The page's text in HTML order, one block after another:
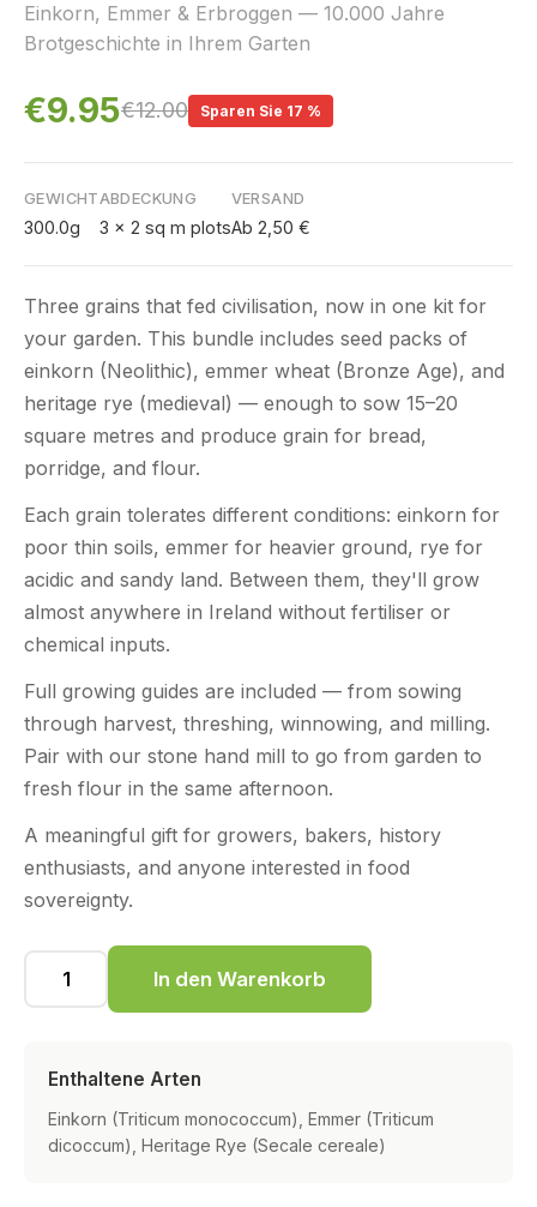
Einkorn, Emmer & Erbroggen — 10.000 Jahre
Brotgeschichte in Ihrem Garten
€9.95€12.00 Sparen Sie 17 %
GEWICHT
300.0g
ABDECKUNG
3 x 2 sq m plots
VERSAND
Ab 2,50 €
Three grains that fed civilisation, now in one kit for
your garden. This bundle includes seed packs of
einkorn (Neolithic), emmer wheat (Bronze Age), and
heritage rye (medieval) — enough to sow 15–20
square metres and produce grain for bread,
porridge, and flour.
Each grain tolerates different conditions: einkorn for
poor thin soils, emmer for heavier ground, rye for
acidic and sandy land. Between them, they'll grow
almost anywhere in Ireland without fertiliser or
chemical inputs.
Full growing guides are included — from sowing
through harvest, threshing, winnowing, and milling.
Pair with our stone hand mill to go from garden to
fresh flour in the same afternoon.
A meaningful gift for growers, bakers, history
enthusiasts, and anyone interested in food
sovereignty.
In den Warenkorb
Enthaltene Arten
Einkorn (Triticum monococcum), Emmer (Triticum
dicoccum), Heritage Rye (Secale cereale)